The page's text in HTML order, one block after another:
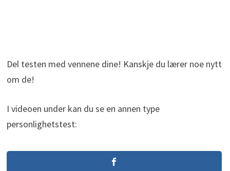
Del testen med vennene dine! Kanskje du lærer noe nytt
om de!
I videoen under kan du se en annen type
personlighetstest: